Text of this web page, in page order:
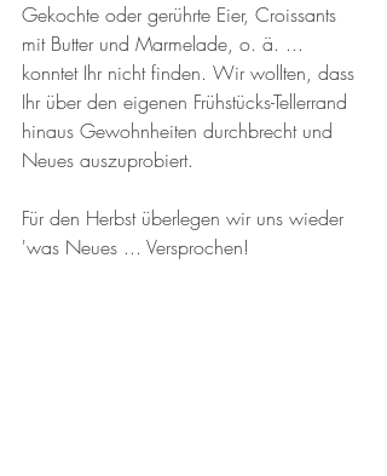
Gekochte oder gerührte Eier, Croissants
mit Butter und Marmelade, o. ä. ...
konntet Ihr nicht finden. Wir wollten, dass
Ihr über den eigenen Frühstücks-Tellerrand
hinaus Gewohnheiten durchbrecht und
Neues auszuprobiert.
Für den Herbst überlegen wir uns wieder
'was Neues ... Versprochen!